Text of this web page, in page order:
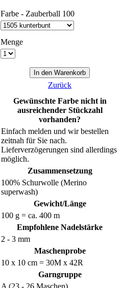
Farbe - Zauberball 100
Menge
Zurück
Gewünschte Farbe nicht in
ausreichender Stückzahl
vorhanden?
Einfach melden und wir bestellen
zeitnah für Sie nach.
Lieferverzögerungen sind allerdings
möglich.
Zusammensetzung
100% Schurwolle (Merino
superwash)
Gewicht/Länge
100 g = ca. 400 m
Empfohlene Nadelstärke
2 - 3 mm
Maschenprobe
10 x 10 cm = 30M x 42R
Garngruppe
A (23 - 26 Maschen)